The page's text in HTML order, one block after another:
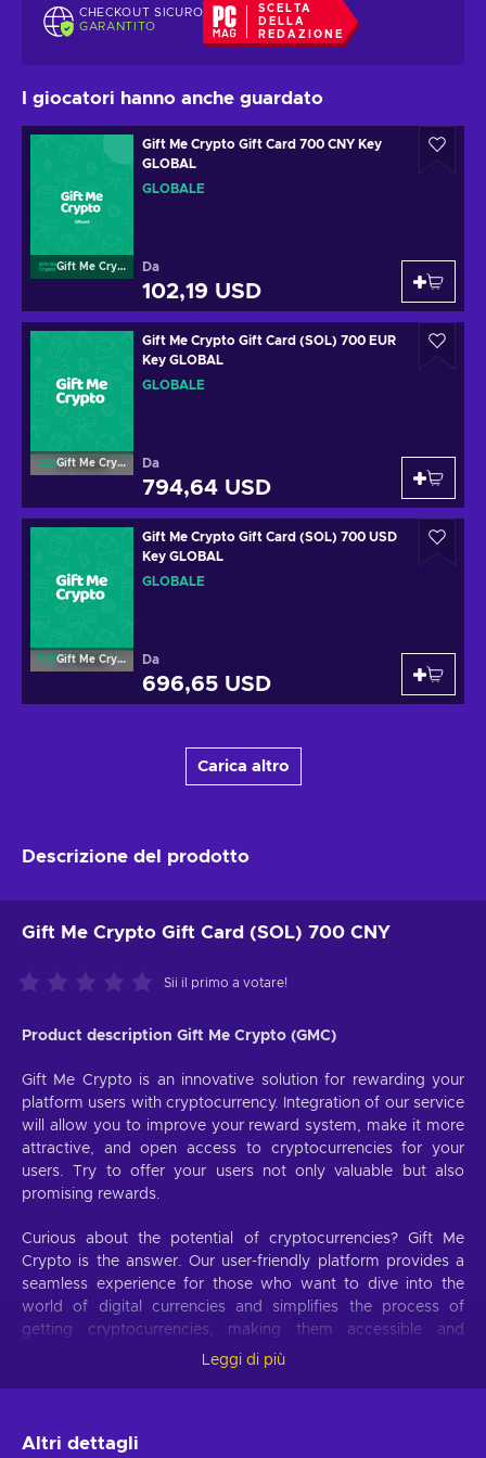
CHECKOUT SICURO
GARANTITO
SCELTA
DELLA
REDAZIONE
I giocatori hanno anche guardato
Gift Me Crypto
Gift Me Crypto Gift Card 700 CNY Key
GLOBAL
GLOBALE
Da
102,19 USD
Gift Me Crypto
Gift Me Crypto Gift Card (SOL) 700 EUR
Key GLOBAL
GLOBALE
Da
794,64 USD
Gift Me Crypto
Gift Me Crypto Gift Card (SOL) 700 USD
Key GLOBAL
GLOBALE
Da
696,65 USD
Carica altro
Descrizione del prodotto
Gift Me Crypto Gift Card (SOL) 700 CNY
Sii il primo a votare!
Product description Gift Me Crypto (GMC)
Gift Me Crypto is an innovative solution for rewarding your
platform users with cryptocurrency. Integration of our service
will allow you to improve your reward system, make it more
attractive, and open access to cryptocurrencies for your
users. Try to offer your users not only valuable but also
promising rewards.
Curious about the potential of cryptocurrencies? Gift Me
Crypto is the answer. Our user-friendly platform provides a
seamless experience for those who want to dive into the
world of digital currencies and simplifies the process of
getting cryptocurrencies, making them accessible and
users can easily receive popular cryptocurrencies such as
Leggi di più
Altri dettagli